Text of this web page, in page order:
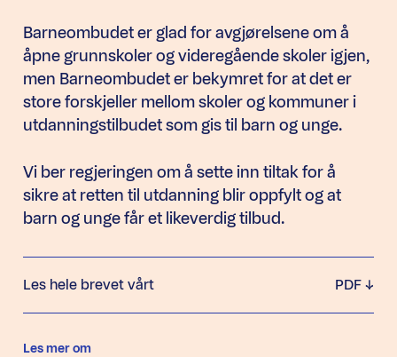
Barneombudet er glad for avgjørelsene om å
åpne grunnskoler og videregående skoler igjen,
men Barneombudet er bekymret for at det er
store forskjeller mellom skoler og kommuner i
utdanningstilbudet som gis til barn og unge.
Vi ber regjeringen om å sette inn tiltak for å
sikre at retten til utdanning blir oppfylt og at
barn og unge får et likeverdig tilbud.
Les hele brevet vårt PDF
Les mer om